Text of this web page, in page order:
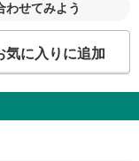
せてみよう
気に入りに追加